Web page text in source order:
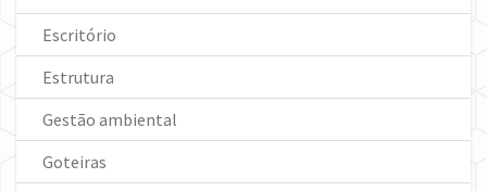
Escritório
Estrutura
Gestão ambiental
Goteiras